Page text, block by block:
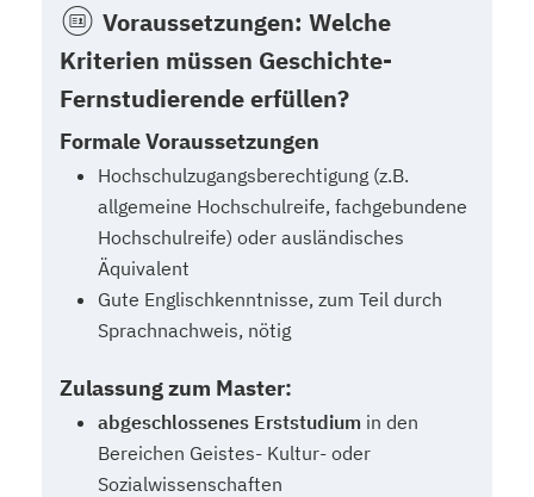
Voraussetzungen: Welche
Kriterien müssen Geschichte-
Fernstudierende erfüllen?
Formale Voraussetzungen
Hochschulzugangsberechtigung (z.B.
allgemeine Hochschulreife, fachgebundene
Hochschulreife) oder ausländisches
Äquivalent
Gute Englischkenntnisse, zum Teil durch
Sprachnachweis, nötig
Zulassung zum Master:
abgeschlossenes Erststudium in den
Bereichen Geistes- Kultur- oder
Sozialwissenschaften